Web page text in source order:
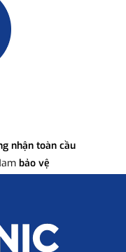
nhận toàn cầu
bảo vệ